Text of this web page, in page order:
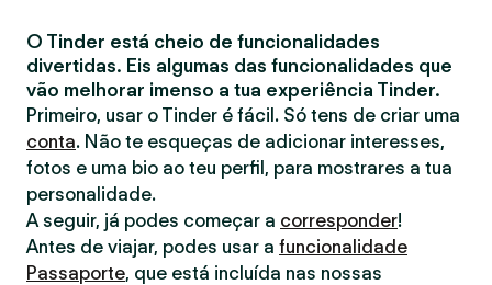
O Tinder está cheio de funcionalidades
divertidas. Eis algumas das funcionalidades que
vão melhorar imenso a tua experiência Tinder.
Primeiro, usar o Tinder é fácil. Só tens de criar uma
conta. Não te esqueças de adicionar interesses,
fotos e uma bio ao teu perfil, para mostrares a tua
personalidade.
A seguir, já podes começar a corresponder!
Antes de viajar, podes usar a funcionalidade
Passaporte, que está incluída nas nossas